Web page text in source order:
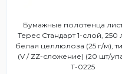
Бумажные полотенца
Терес Стандарт 1-слой, 250
белая целлюлоза (25 г/м),
(V / ZZ-сложение) (20 шт/
Т-0225